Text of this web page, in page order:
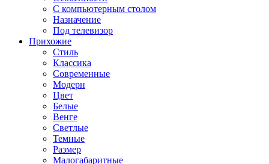
С компьютерным столом
Назначение
Под телевизор
Прихожие
Стиль
Классика
Современные
Модерн
Цвет
Белые
Венге
Светлые
Темные
Размер
Малогабаритные